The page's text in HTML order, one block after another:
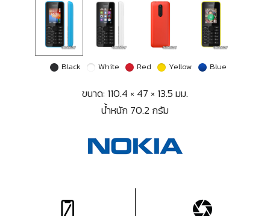
Black White Red Yellow Blue
ขนาด: 110.4 × 47 × 13.5 มม.
น้ำหนัก 70.2 กรัม